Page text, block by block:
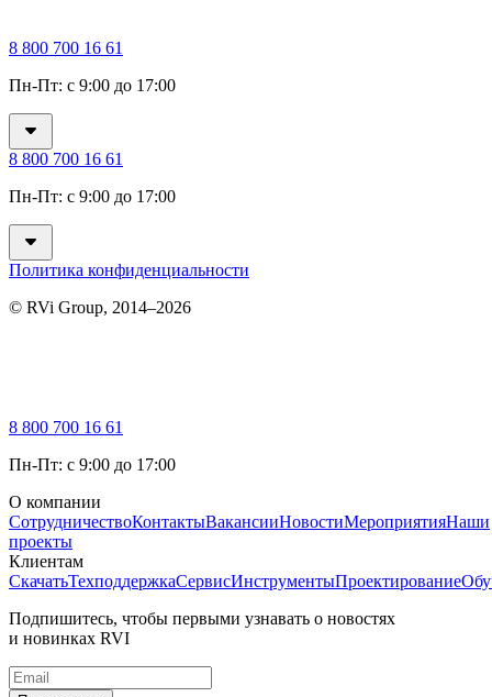
8 800 700 16 61
Пн-Пт: с 9:00 до 17:00
8 800 700 16 61
Пн-Пт: с 9:00 до 17:00
Политика конфиденциальности
© RVi Group, 2014–2026
8 800 700 16 61
Пн-Пт: с 9:00 до 17:00
О компании
СотрудничествоКонтактыВакансииНовостиМероприятияНаши
проекты
Клиентам
СкачатьТехподдержкаСервисИнструментыПроектирование
Подпишитесь, чтобы первыми узнавать о новостях
и новинках RVI